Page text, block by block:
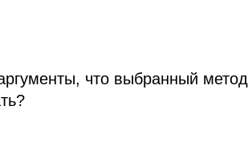
что выбранный метод